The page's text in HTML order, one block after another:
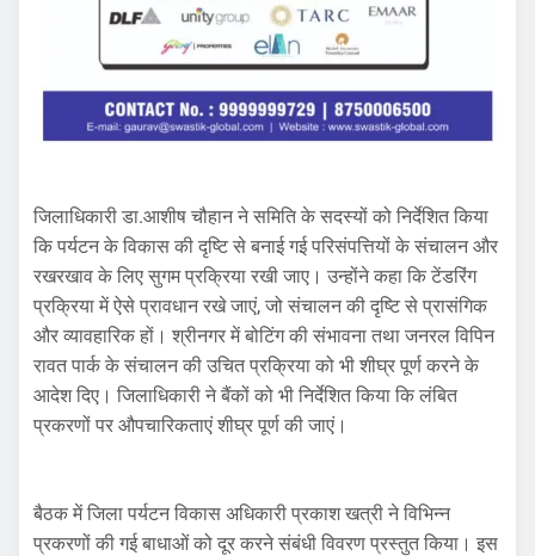
जिलाधिकारी डा.आशीष चौहान ने समिति के सदस्यों को निर्देशित किया
कि पर्यटन के विकास की दृष्टि से बनाई गई परिसंपत्तियों के संचालन और
रखरखाव के लिए सुगम प्रक्रिया रखी जाए। उन्होंने कहा कि टेंडरिंग
प्रक्रिया में ऐसे प्रावधान रखे जाएं, जो संचालन की दृष्टि से प्रासंगिक
और व्यावहारिक हों। श्रीनगर में बोटिंग की संभावना तथा जनरल विपिन
रावत पार्क के संचालन की उचित प्रक्रिया को भी शीघ्र पूर्ण करने के
आदेश दिए। जिलाधिकारी ने बैंकों को भी निर्देशित किया कि लंबित
प्रकरणों पर औपचारिकताएं शीघ्र पूर्ण की जाएं।
बैठक में जिला पर्यटन विकास अधिकारी प्रकाश खत्री ने विभिन्न
प्रकरणों की गई बाधाओं को दूर करने संबंधी विवरण प्रस्तुत किया। इस